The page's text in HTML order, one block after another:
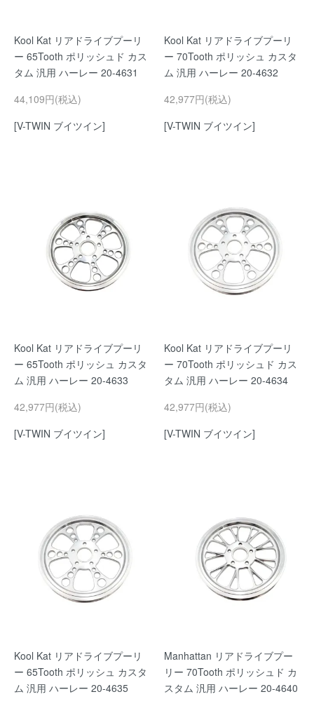
Kool Kat リアドライブプーリ
ー 65Tooth ポリッシュド カス
タム 汎用 ハーレー 20-4631
44,109円(税込)
[V-TWIN ブイツイン]
Kool Kat リアドライブプーリ
ー 70Tooth ポリッシュ カスタ
ム 汎用 ハーレー 20-4632
42,977円(税込)
[V-TWIN ブイツイン]
Kool Kat リアドライブプーリ
ー 65Tooth ポリッシュ カスタ
ム 汎用 ハーレー 20-4633
42,977円(税込)
[V-TWIN ブイツイン]
Kool Kat リアドライブプーリ
ー 70Tooth ポリッシュド カス
タム 汎用 ハーレー 20-4634
42,977円(税込)
[V-TWIN ブイツイン]
Kool Kat リアドライブプーリ
ー 65Tooth ポリッシュ カスタ
ム 汎用 ハーレー 20-4635
Manhattan リアドライブプー
リー 70Tooth ポリッシュド カ
スタム 汎用 ハーレー 20-4640